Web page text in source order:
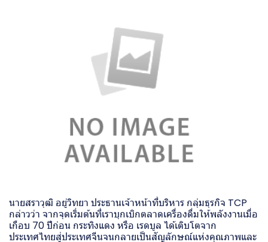
นายสราวุฒิ อยู่วิทยา ประธานเจ้าหน้าที่บริหาร กลุ่มธุรกิจ TCP
กล่าวว่า จากจุดเริ่มต้นที่เราบุกเบิกตลาดเครื่องดื่มให้พลังงานเมื่อ
เกือบ 70 ปีก่อน กระทิงแดง หรือ เรดบูล ได้เติบโตจาก
ประเทศไทยสู่ประเทศจีนจนกลายเป็นสัญลักษณ์แห่งคุณภาพและ